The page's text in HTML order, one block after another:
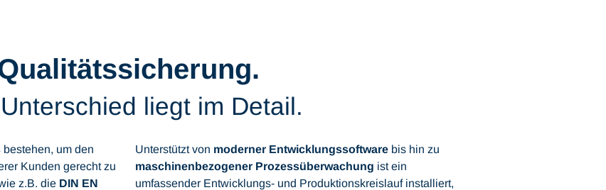
liegt im Detail.
bestehen, um den
Kunden gerecht zu
z.B. die DIN EN
Unterstützt von moderner Entwicklungssoftware bis hin zu
maschinenbezogener Prozessüberwachung ist ein
umfassender Entwicklungs- und Produktionskreislauf installiert,